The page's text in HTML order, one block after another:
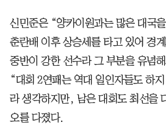
신민준은 “양카이원과는 많은 대국
춘란배 이후 상승세를 타고 있어 경
중반이 강한 선수라 그 부분을 유념
“대회 2연패는 역대 일인자들도 하
라 생각하지만, 남은 대회도 최선을
오를 다졌다.